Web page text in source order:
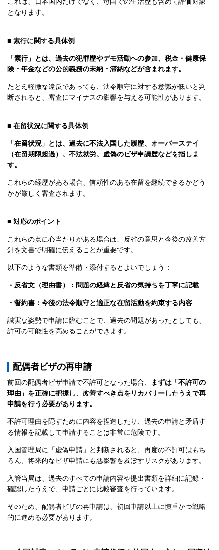
となります。
■ 素行に関する具体例
「素行」とは、過去の犯罪歴やデモ活動への参加、税金・健康保
険・年金などの公的義務の未納・滞納などが含まれます。
たとえ軽微な違反であっても、法令順守に対する意識が低いと判
断されると、審査にマイナスの影響を与える可能性があります。
■ 在留状況に関する具体例
「在留状況」とは、過去に不法入国した履歴、オーバーステイ
（在留期限超過）、不法就労、虚偽のビザ申請歴などを指しま
す。
これらの経歴がある場合、信頼性のある在留を継続できるかどう
かが厳しく審査されます。
■ 対応のポイント
これらの点に心当たりがある場合は、反省の意思と今後の改善方
針を文書で明確に伝えることが重要です。
以下のような書類を準備・添付するとよいでしょう：
・反省文（理由書）：問題の経緯と反省の気持ちを丁寧に記載
・誓約書：今後の法令順守と適正な在留活動を約束する内容
誠実な姿勢で申請に臨むことで、過去の問題があったとしても、
許可の可能性を高めることができます。
配偶者ビザの再申請
前回の配偶者ビザ申請で不許可となった場合、
まずは「不許可の
理由」を正確に把握し、改善すべき点をリカバリーしたうえで再
申請を行う必要があります。
不許可理由を隠すために内容を捏造したり、過去の申請と矛盾す
る情報を記載して申請することは非常に危険です。
入国管理局に「虚偽申請」と判断されると、再度の不許可はもち
ろん、将来的なビザ申請にも悪影響を及ぼすリスクがあります。
入管当局は、過去のすべての申請内容や提出書類を詳細に記録・
確認したうえで、申請ごとに比較審査を行っています。
そのため、配偶者ビザの再申請は、初回申請以上に慎重かつ戦略
的に進める必要があります。